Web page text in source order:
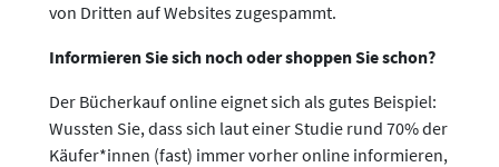
von Dritten auf Websites zugespammt.
Informieren Sie sich noch oder shoppen Sie schon?
Der Bücherkauf online eignet sich als gutes Beispiel:
Wussten Sie, dass sich laut einer Studie rund 70% der
Käufer*innen (fast) immer vorher online informieren,